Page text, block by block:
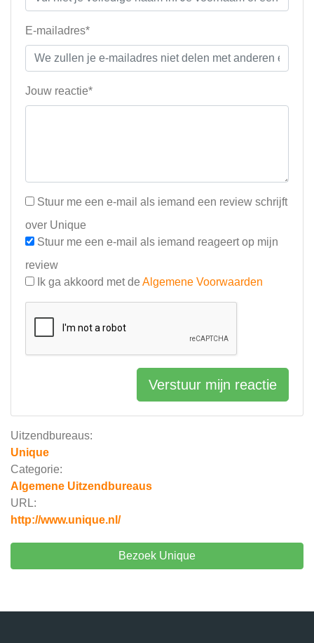
Uitzendbureaus:
Unique
Categorie:
Algemene Uitzendbureaus
URL:
http://www.unique.nl/
Bezoek Unique
E-mailadres*
Jouw reactie*
Stuur me een e-mail als iemand een review schrijft
over Unique
Stuur me een e-mail als iemand reageert op mijn
review
Ik ga akkoord met de Algemene Voorwaarden
Verstuur mijn reactie